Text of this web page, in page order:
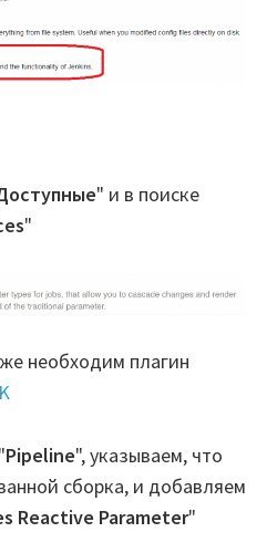
" и в поиске
"
необходим плагин
Pipeline", указываем, что
сборка, и добавляем
Reactive Parameter"